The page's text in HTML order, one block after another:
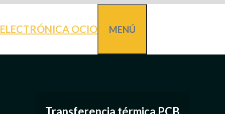
al
ELECTRÓNICA OCIO MENÚ
Transferencia térmica PCB